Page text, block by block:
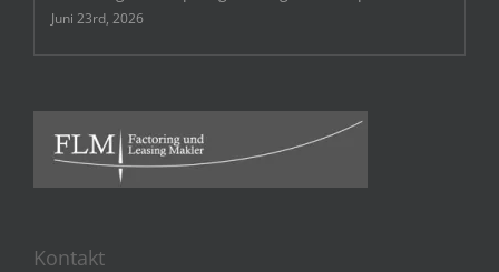
Juni 23rd, 2026
Kontakt